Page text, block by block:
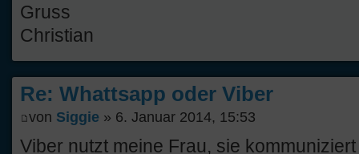
Gruss
Christian
Re: Whattsapp oder Viber
von Siggie » 6. Januar 2014, 15:53
Viber nutzt meine Frau, sie